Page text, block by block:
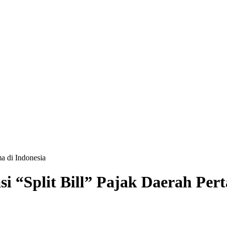
di Indonesia
“Split Bill” Pajak Daerah